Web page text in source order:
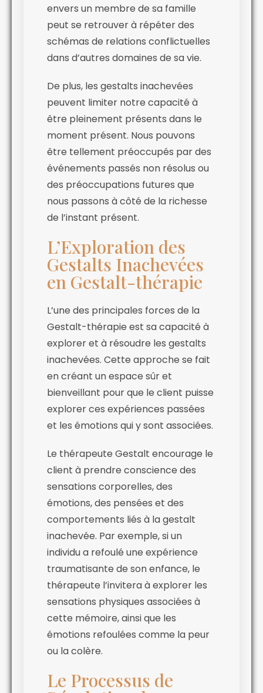
envers un membre de sa famille
peut se retrouver à répéter des
schémas de relations conflictuelles
dans d’autres domaines de sa vie.
De plus, les gestalts inachevées
peuvent limiter notre capacité à
être pleinement présents dans le
moment présent. Nous pouvons
être tellement préoccupés par des
événements passés non résolus ou
des préoccupations futures que
nous passons à côté de la richesse
de l’instant présent.
L’Exploration des
Gestalts Inachevées
en Gestalt-thérapie
L’une des principales forces de la
Gestalt-thérapie est sa capacité à
explorer et à résoudre les gestalts
inachevées. Cette approche se fait
en créant un espace sûr et
bienveillant pour que le client puisse
explorer ces expériences passées
et les émotions qui y sont associées.
Le thérapeute Gestalt encourage le
client à prendre conscience des
sensations corporelles, des
émotions, des pensées et des
comportements liés à la gestalt
inachevée. Par exemple, si un
individu a refoulé une expérience
traumatisante de son enfance, le
thérapeute l’invitera à explorer les
sensations physiques associées à
cette mémoire, ainsi que les
émotions refoulées comme la peur
ou la colère.
Le Processus de